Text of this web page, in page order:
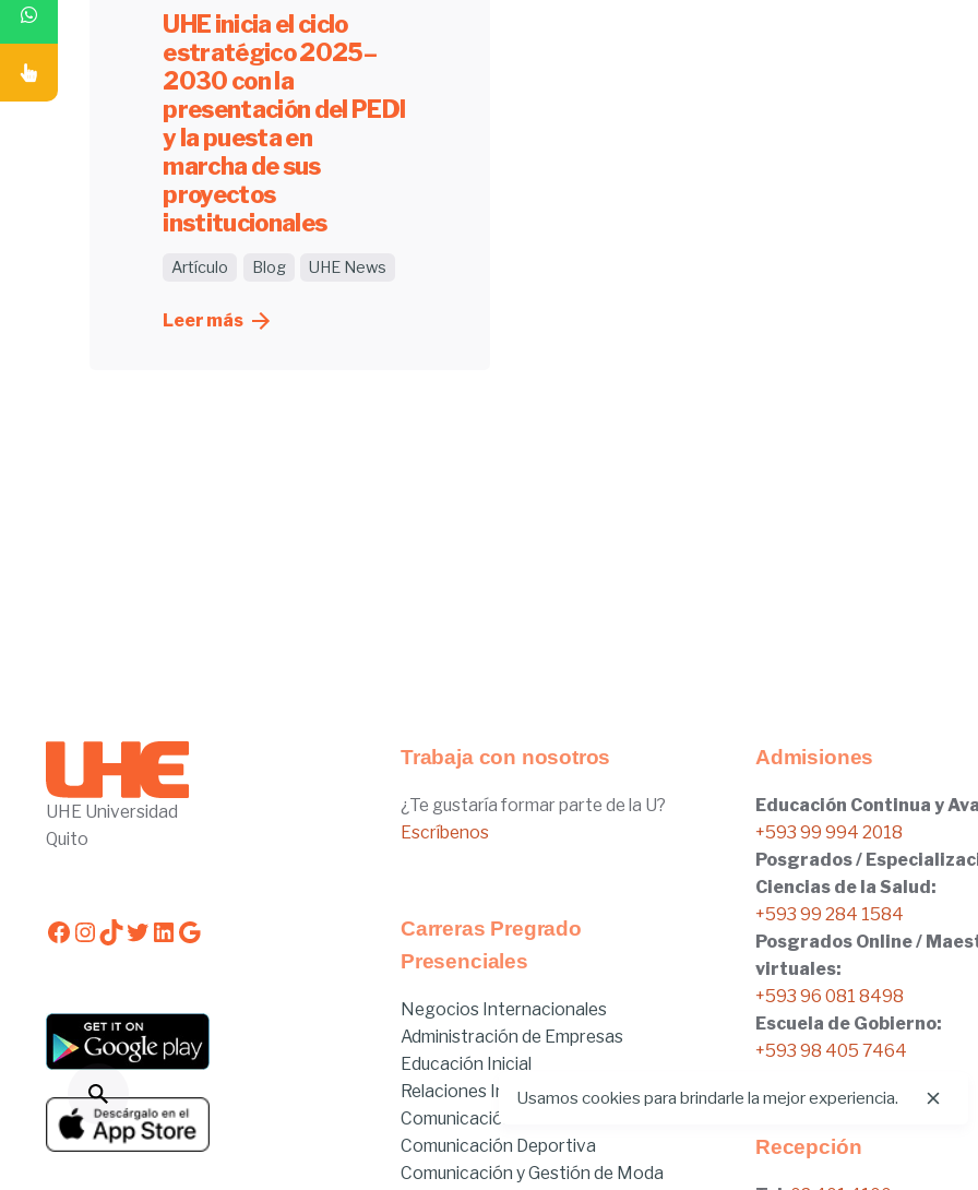
UHE inicia el ciclo
estratégico 2025–
2030 con la
presentación del PEDI
y la puesta en
marcha de sus
proyectos
institucionales
Artículo Blog UHE News
Leer más
UHE Universidad
Quito
Facebook
Instagram
TikTok
Twitter
LinkedIn
Google
Trabaja con nosotros
¿Te gustaría formar parte de la U?
Escríbenos
Carreras Pregrado
Presenciales
Negocios Internacionales
Administración de Empresas
Educación Inicial
Relaciones Internacionales
Comunicación
Comunicación Deportiva
Comunicación y Gestión de Moda
Admisiones
Educación Continua y
+593 99 994 2018
Posgrados /
Ciencias de la Salud:
+593 99 284 1584
Posgrados Online /
virtuales:
+593 96 081 8498
Escuela de Gobierno:
+593 98 405 7464
Recepción
Usamos cookies para brindarle la mejor experiencia.